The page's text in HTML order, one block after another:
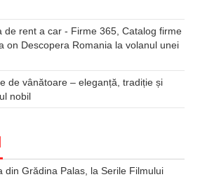
de rent a car - Firme 365, Catalog firme
on Descopera Romania la volanul unei
de vânătoare – eleganță, tradiție și
nobil
din Grădina Palas, la Serile Filmului